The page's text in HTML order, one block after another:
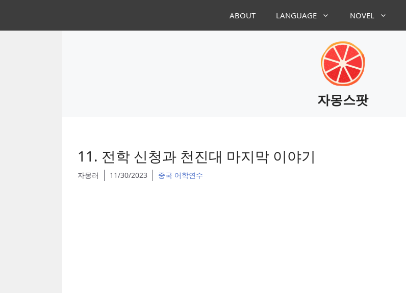
content
ABOUT LANGUAGE NOVEL
자몽스팟
11. 전학 신청과 천진대 마지막 이야기
자몽러 11/30/2023 중국 어학연수